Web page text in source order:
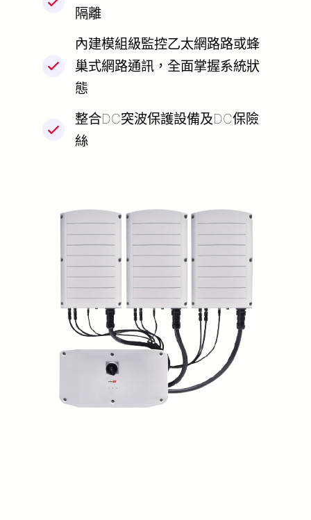
隔離
內建模組級監控乙太網路路或蜂
巢式網路通訊，全面掌握系統狀
態
整合DC突波保護設備及DC保險
絲